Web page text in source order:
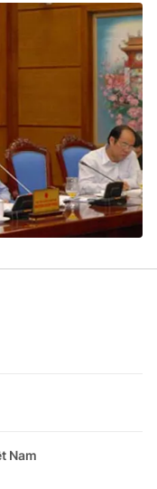
có sự chấp
khi phát hành lại
Nam